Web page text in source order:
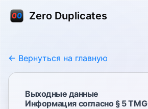
Zero Duplicates
← Вернуться на главную
Выходные данные
Информация согласно § 5 TMG